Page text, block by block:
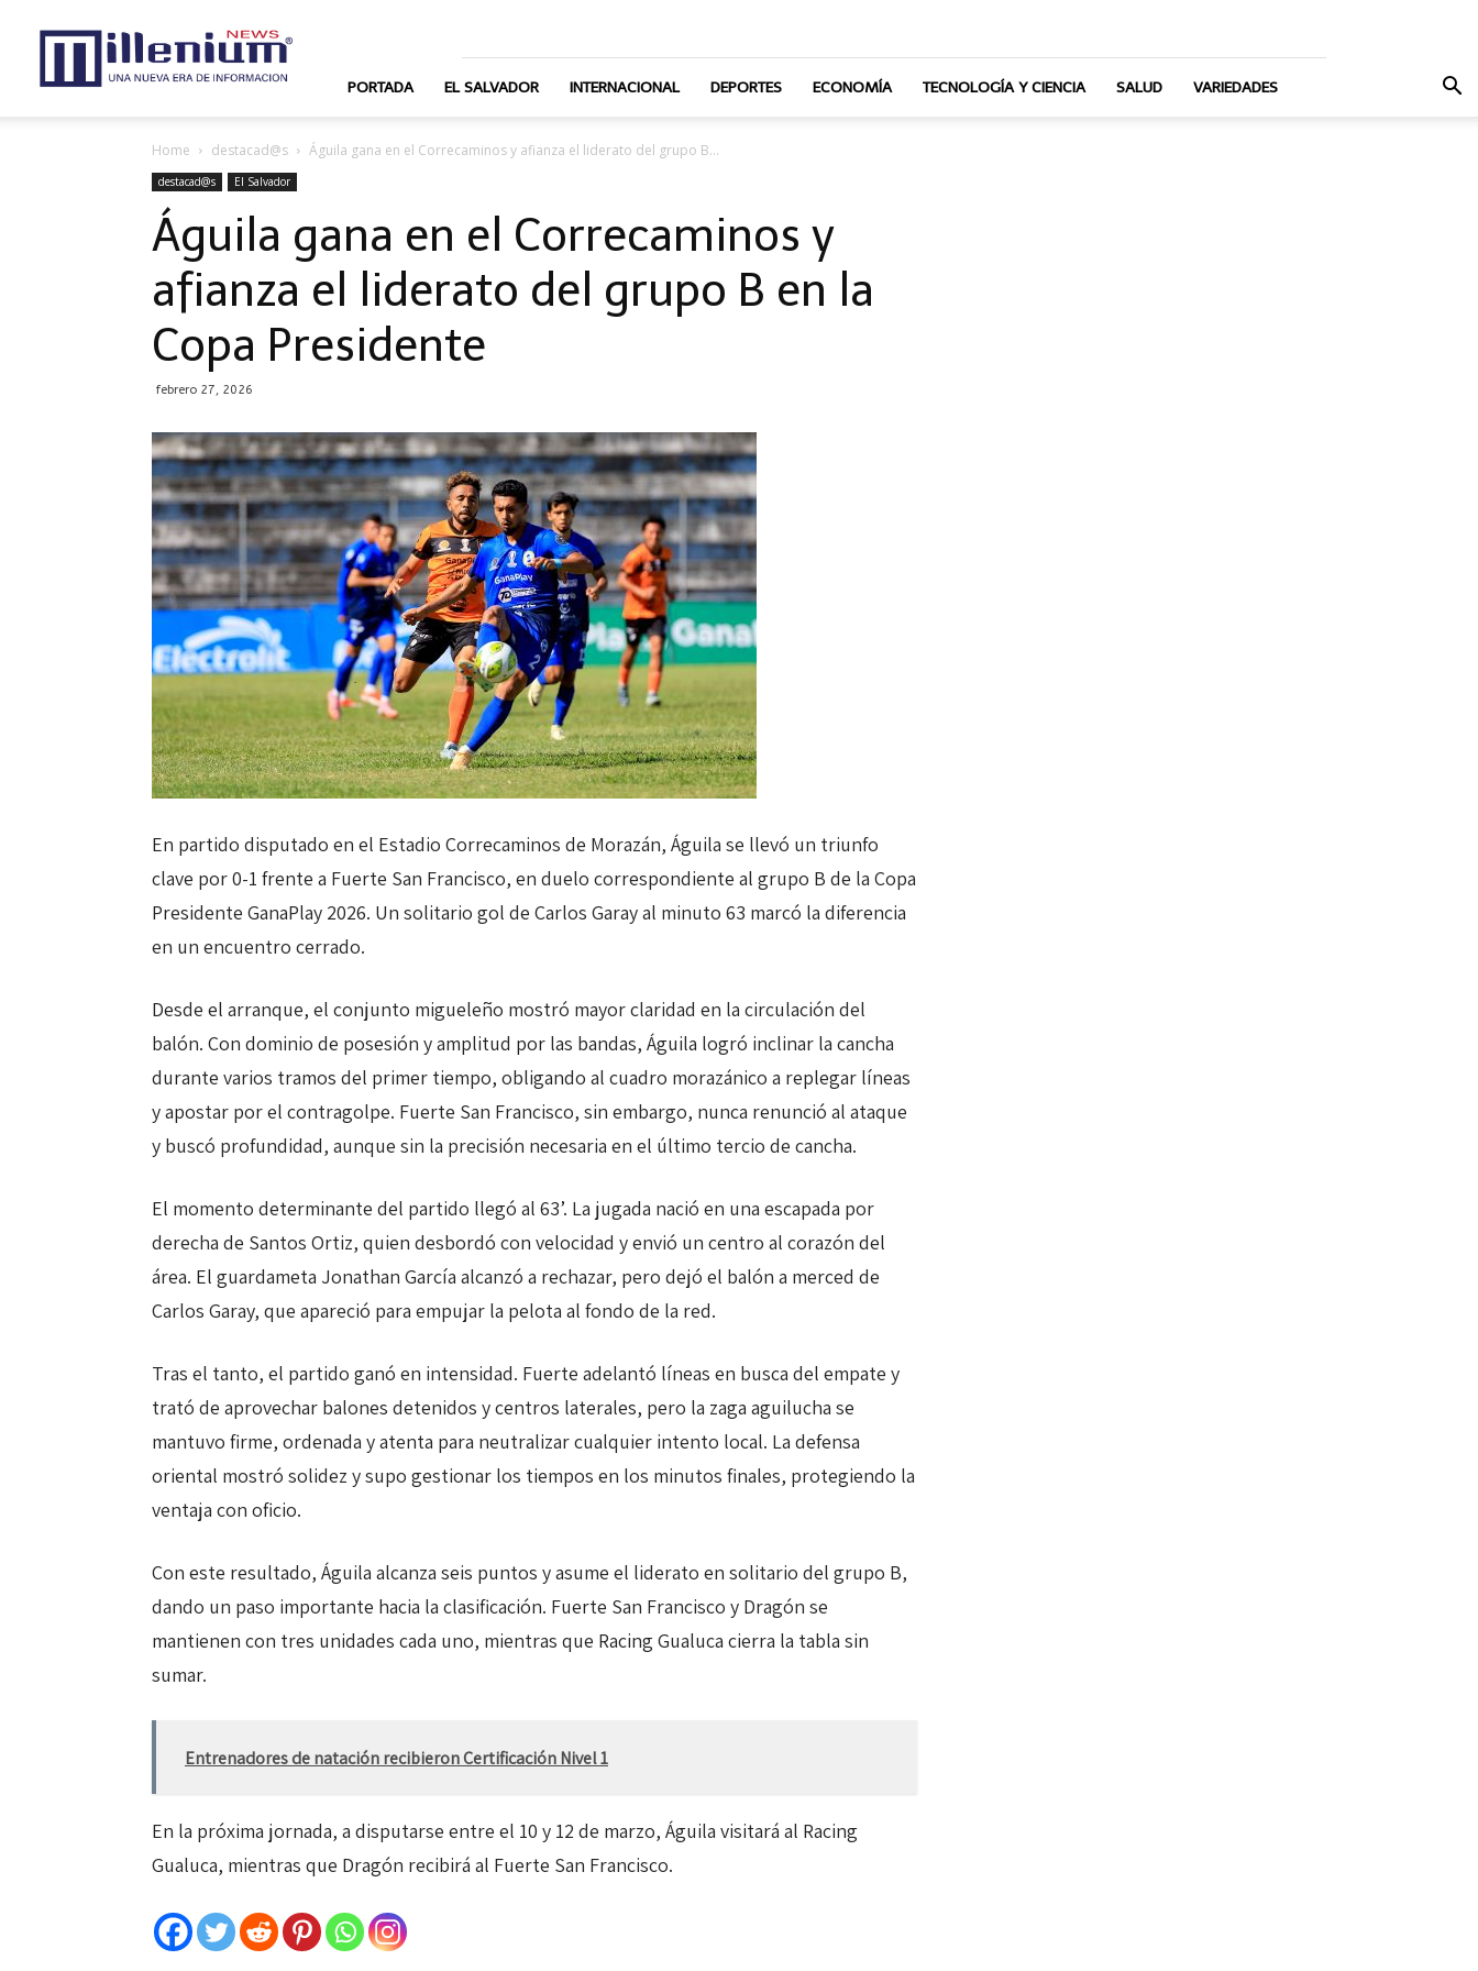
Millenium
PORTADA EL SALVADOR INTERNACIONAL DEPORTES ECONOMÍA TECNOLOGÍA Y CIENCIA SALUD VARIEDADES
Home destacad@s Águila gana en el Correcaminos y afianza el liderato del grupo B...
destacad@s El Salvador
Águila gana en el Correcaminos y
afianza el liderato del grupo B en la
Copa Presidente
febrero 27, 2026
En partido disputado en el Estadio Correcaminos de Morazán, Águila se llevó un triunfo
clave por 0-1 frente a Fuerte San Francisco, en duelo correspondiente al grupo B de la Copa
Presidente GanaPlay 2026. Un solitario gol de Carlos Garay al minuto 63 marcó la diferencia
en un encuentro cerrado.
Desde el arranque, el conjunto migueleño mostró mayor claridad en la circulación del
balón. Con dominio de posesión y amplitud por las bandas, Águila logró inclinar la cancha
durante varios tramos del primer tiempo, obligando al cuadro morazánico a replegar líneas
y apostar por el contragolpe. Fuerte San Francisco, sin embargo, nunca renunció al ataque
y buscó profundidad, aunque sin la precisión necesaria en el último tercio de cancha.
El momento determinante del partido llegó al 63’. La jugada nació en una escapada por
derecha de Santos Ortiz, quien desbordó con velocidad y envió un centro al corazón del
área. El guardameta Jonathan García alcanzó a rechazar, pero dejó el balón a merced de
Carlos Garay, que apareció para empujar la pelota al fondo de la red.
Tras el tanto, el partido ganó en intensidad. Fuerte adelantó líneas en busca del empate y
trató de aprovechar balones detenidos y centros laterales, pero la zaga aguilucha se
mantuvo firme, ordenada y atenta para neutralizar cualquier intento local. La defensa
oriental mostró solidez y supo gestionar los tiempos en los minutos finales, protegiendo la
ventaja con oficio.
Con este resultado, Águila alcanza seis puntos y asume el liderato en solitario del grupo B,
dando un paso importante hacia la clasificación. Fuerte San Francisco y Dragón se
mantienen con tres unidades cada uno, mientras que Racing Gualuca cierra la tabla sin
sumar.
Entrenadores de natación recibieron Certificación Nivel 1
En la próxima jornada, a disputarse entre el 10 y 12 de marzo, Águila visitará al Racing
Gualuca, mientras que Dragón recibirá al Fuerte San Francisco.